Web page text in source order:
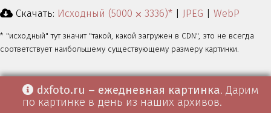
Скачать: Исходный (5000 ⨉ 3336)* | JPEG | WebP
* "исходный" тут значит "такой, какой загружен в CDN", это не всегда
соответствует наибольшему существующему размеру картинки.
dxfoto.ru – ежедневная картинка. Дарим
по картинке в день из наших архивов.